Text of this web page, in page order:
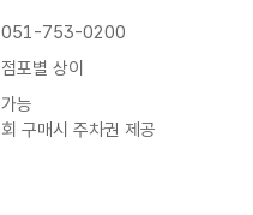
051-753-0200
점포별 상이
가능
회 구매시 주차권 제공